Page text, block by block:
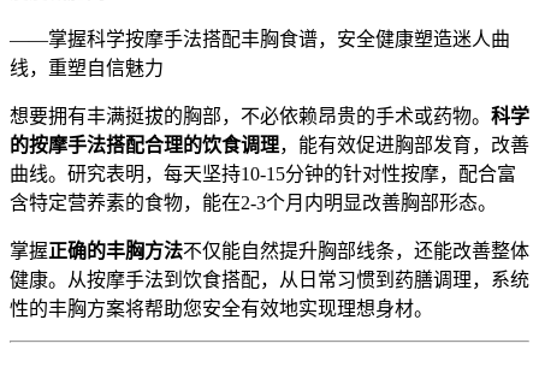
——掌握科学按摩手法搭配丰胸食谱，安全健康塑造迷人曲
线，重塑自信魅力
想要拥有丰满挺拔的胸部，不必依赖昂贵的手术或药物。​ 科学
的按摩手法搭配合理的饮食调理，能有效促进胸部发育，改善
曲线。研究表明，每天坚持10-15分钟的针对性按摩，配合富
含特定营养素的食物，能在2-3个月内明显改善胸部形态。
掌握正确的丰胸方法不仅能自然提升胸部线条，还能改善整体
健康。从按摩手法到饮食搭配，从日常习惯到药膳调理，系统
性的丰胸方案将帮助您安全有效地实现理想身材。